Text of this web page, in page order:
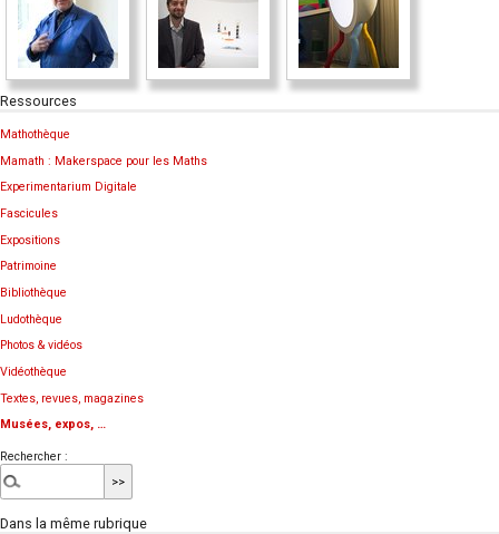
Ressources
Mathothèque
Mamath : Makerspace pour les Maths
Experimentarium Digitale
Fascicules
Expositions
Patrimoine
Bibliothèque
Ludothèque
Photos & vidéos
Vidéothèque
Textes, revues, magazines
Musées, expos, …
Rechercher :
Dans la même rubrique